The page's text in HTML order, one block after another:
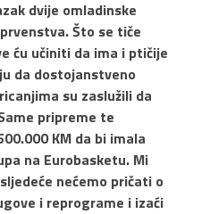
dvije omladinske
Što se tiče
ću učiniti da ima i ptičije
da dostojanstveno
su zaslužili da
pripreme te
KM da bi imala
na Eurobasketu. Mi
nećemo pričati o
i reprograme i izaći